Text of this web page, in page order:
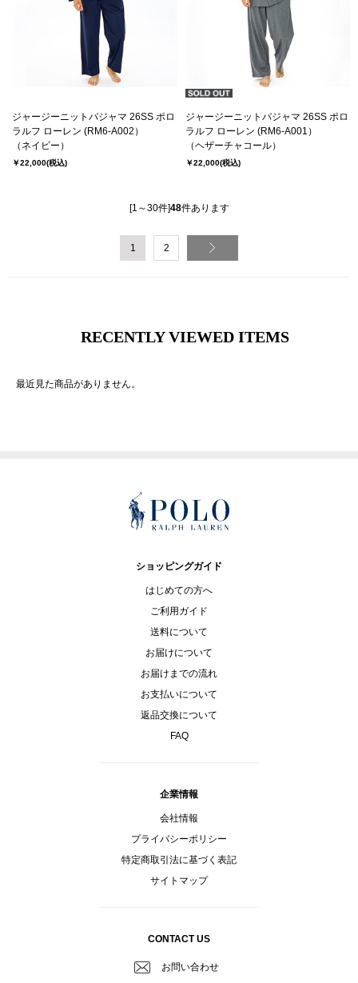
ジャージーニットパジャマ 26SS ポロ
ラルフ ローレン (RM6-A002）
（ネイビー）
￥22,000(税込)
ジャージーニットパジャマ 26SS ポロ
ラルフ ローレン (RM6-A001）
（ヘザーチャコール）
￥22,000(税込)
[1～30件]48件あります
1 2
RECENTLY VIEWED ITEMS
最近見た商品がありません。
ショッピングガイド
はじめての方へ
ご利用ガイド
送料について
お届けについて
お届けまでの流れ
お支払いについて
返品交換について
FAQ
企業情報
会社情報
プライバシーポリシー
特定商取引法に基づく表記
サイトマップ
CONTACT US
お問い合わせ